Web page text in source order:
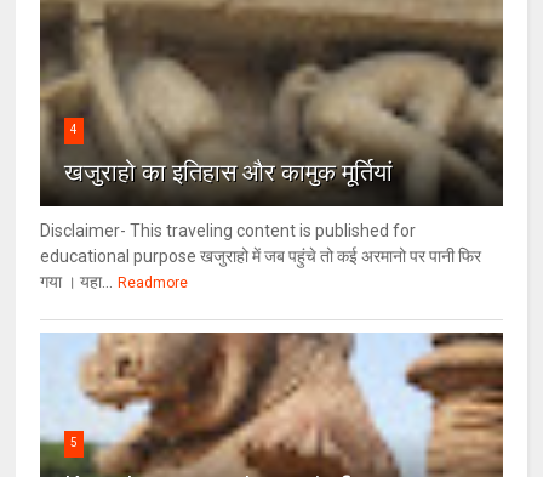
4
खजुराहो का इतिहास और कामुक मूर्तियां
Disclaimer- This traveling content is published for
educational purpose खजुराहो में जब पहुंचे तो कई अरमानो पर पानी फिर
गया । यहा...
Readmore
5